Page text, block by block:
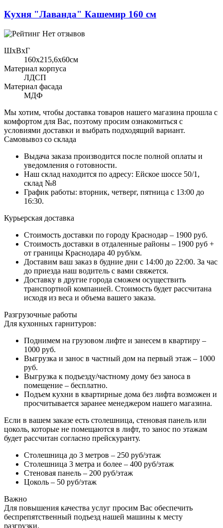
Кухня "Лаванда" Кашемир 160 см
Нет отзывов
ШхВхГ
160x215,6х60см
Материал корпуса
ЛДСП
Материал фасада
МДФ
Мы хотим, чтобы доставка товаров нашего магазина прошла с
комфортом для Вас, поэтому просим ознакомиться с
условиями доставки и выбрать подходящий вариант.
Самовывоз со склада
Выдача заказа производится после полной оплаты и
уведомления о готовности.
Наш склад находится по адресу: Ейское шоссе 50/1,
склад №8
График работы: вторник, четверг, пятница с 13:00 до
16:30.
Курьерская доставка
Стоимость доставки по городу Краснодар – 1900 руб.
Стоимость доставки в отдаленные районы – 1900 руб +
от границы Краснодара 40 руб/км.
Доставим ваш заказ в будние дни с 14:00 до 22:00. За час
до приезда наш водитель с вами свяжется.
Доставку в другие города сможем осуществить
транспортной компанией. Стоимость будет рассчитана
исходя из веса и объема вашего заказа.
Разгрузочные работы
Для кухонных гарнитуров:
Поднимем на грузовом лифте и занесем в квартиру –
1000 руб.
Выгрузка и занос в частный дом на первый этаж – 1000
руб.
Выгрузка к подъезду/частному дому без заноса в
помещение – бесплатно.
Подъем кухни в квартирные дома без лифта возможен и
просчитывается заранее менеджером нашего магазина.
Если в вашем заказе есть столешница, стеновая панель или
цоколь, которые не помещаются в лифт, то занос по этажам
будет рассчитан согласно прейскуранту.
Столешница до 3 метров – 250 руб/этаж
Столешница 3 метра и более – 400 руб/этаж
Стеновая панель – 200 руб/этаж
Цоколь – 50 руб/этаж
Важно
Для повышения качества услуг просим Вас обеспечить
беспрепятственный подъезд нашей машины к месту
разгрузки.